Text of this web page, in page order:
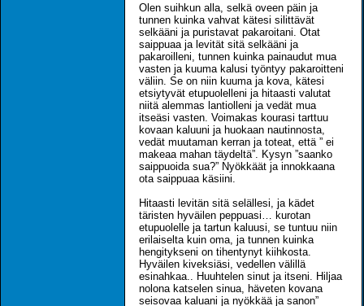
Olen suihkun alla, selkä oveen päin ja
tunnen kuinka vahvat kätesi silittävät
selkääni ja puristavat pakaroitani. Otat
saippuaa ja levität sitä selkääni ja
pakaroilleni, tunnen kuinka painaudut mua
vasten ja kuuma kalusi työntyy pakaroitteni
väliin. Se on niin kuuma ja kova, kätesi
etsiytyvät etupuolelleni ja hitaasti valutat
niitä alemmas lantiolleni ja vedät mua
itseäsi vasten. Voimakas kourasi tarttuu
kovaan kaluuni ja huokaan nautinnosta,
vedät muutaman kerran ja toteat, että ” ei
makeaa mahan täydeltä”. Kysyn ”saanko
saippuoida sua?” Nyökkäät ja innokkaana
ota saippuaa käsiini.
Hitaasti levitän sitä selällesi, ja kädet
täristen hyväilen peppuasi… kurotan
etupuolelle ja tartun kaluusi, se tuntuu niin
erilaiselta kuin oma, ja tunnen kuinka
hengitykseni on tihentynyt kiihkosta.
Hyväilen kiveksiäsi, vedellen välillä
esinahkaa.. Huuhtelen sinut ja itseni. Hiljaa
nolona katselen sinua, häveten kovana
seisovaa kaluani ja nyökkää ja sanon”